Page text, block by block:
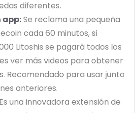
diferentes.
app:Se reclama una pequeña
cada 60 minutos, si
Litoshis se pagará todos los
ver más videos para obtener
Recomendado para usar junto
anteriores.
Es una innovadora extensión de